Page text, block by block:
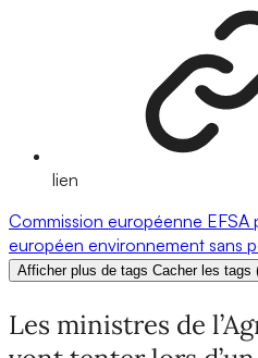
lien
Commission européenne EFSA
européen environnement sans
Afficher plus de tags Cacher les tags
Les ministres de